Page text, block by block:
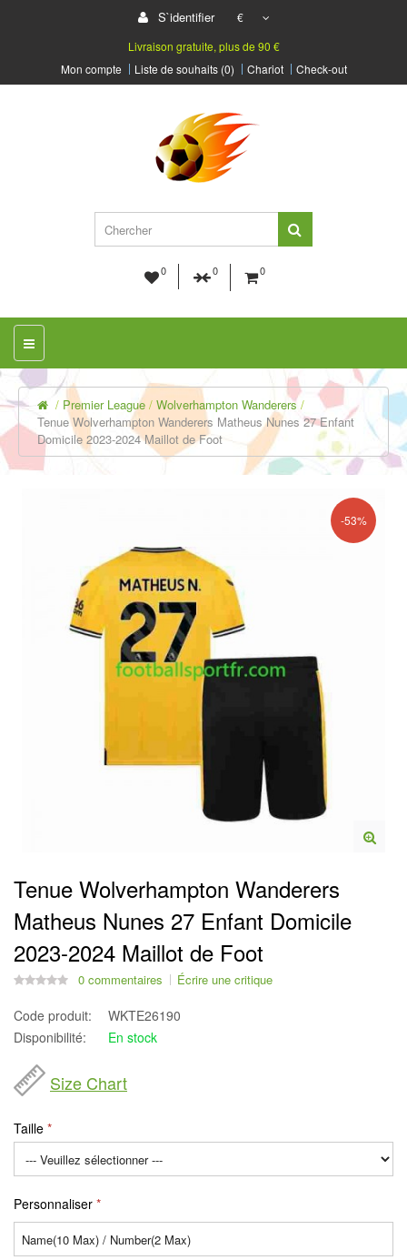
S`identifier
€
Livraison gratuite, plus de 90 €
Mon compte
Liste de souhaits (0) Chariot Check-out
0 0 0
Premier League
Wolverhampton Wanderers
Tenue Wolverhampton Wanderers Matheus Nunes 27 Enfant
Domicile 2023-2024 Maillot de Foot
-53%
Tenue Wolverhampton Wanderers
Matheus Nunes 27 Enfant Domicile
2023-2024 Maillot de Foot
0 commentaires Écrire une critique
Code produit:
WKTE26190
Disponibilité:
En stock
Size Chart
Taille
Personnaliser